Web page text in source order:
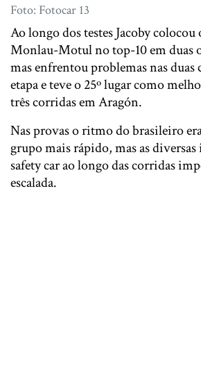
Foto: Fotocar 13
Ao longo dos testes Jacoby colocou
Monlau-Motul no top-10 em duas
mas enfrentou problemas nas duas
etapa e teve o 25º lugar como
três corridas em Aragón.
Nas provas o ritmo do brasileiro
grupo mais rápido, mas as
safety car ao longo das corridas
escalada.